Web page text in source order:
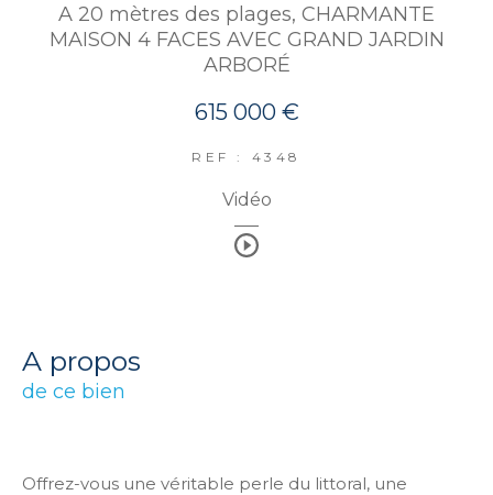
A 20 mètres des plages, CHARMANTE
MAISON 4 FACES AVEC GRAND JARDIN
ARBORÉ
615 000 €
REF : 4348
Vidéo
a propos
de ce bien
Offrez-vous une véritable perle du littoral, une